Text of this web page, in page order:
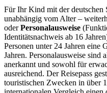
Für Ihr Kind mit der deutschen
unabhängig vom Alter –
oderPersonalausweise
Identitätsnachweis ab 16
Personen unter 24 Jahren eine
Jahren. Personalausweise sind
anerkannt und sowohl für
ausreichend. Der Reisepass
touristischen Zwecken in über